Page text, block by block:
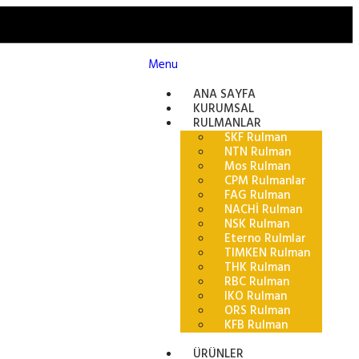
Menu
ANA SAYFA
KURUMSAL
RULMANLAR
SKF Rulman
NTN Rulman
Mos Rulman
CPM Rulmanlar
FAG Rulman
NACHİ Rulman
NSK Rulman
Eterno Rulmlar
TIMKEN Rulman
THK Rulman
RBC Rulman
IKO Rulman
ORS Rulman
KFB Rulman
ÜRÜNLER